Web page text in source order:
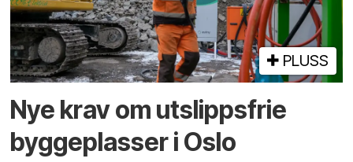
PLUSS
Nye krav om utslippsfrie
byggeplasser i Oslo